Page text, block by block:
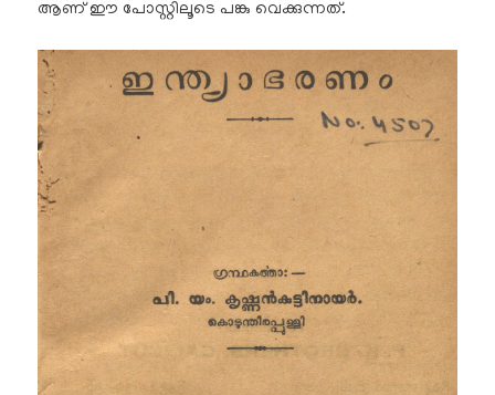
ആണ് ഈ പോസ്റ്റിലൂടെ പങ്കു വെക്കുന്നത്.